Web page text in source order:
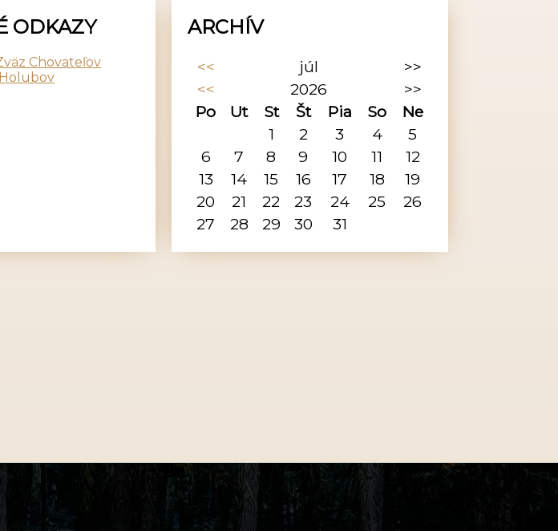
ODKAZY
Chovateľov
ARCHÍV
<< júl
>>
<<
2026
>>
Po
Ut St Št Pia So
Ne
1
2 3 4
5
6
7 8 9 10 11
12
13
14 15 16 17 18
19
20
21 22 23 24 25
26
27
28 29 30 31